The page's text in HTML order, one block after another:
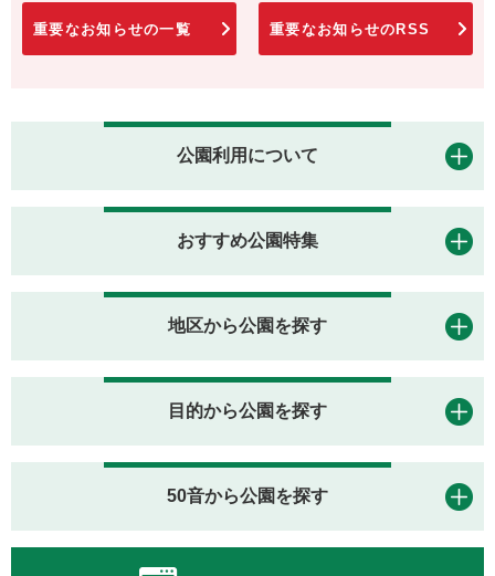
重要なお知らせの一覧 重要なお知らせのRSS
公園利用について
おすすめ公園特集
地区から公園を探す
目的から公園を探す
50音から公園を探す